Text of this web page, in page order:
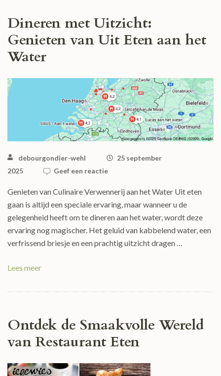
Dineren met Uitzicht:
Genieten van Uit Eten aan het
Water
debourgondier-wehl
25 september
2025
Geef een reactie
Genieten van Culinaire Verwennerij aan het Water Uit eten
gaan is altijd een speciale ervaring, maar wanneer u de
gelegenheid heeft om te dineren aan het water, wordt deze
ervaring nog magischer. Het geluid van kabbelend water, een
verfrissend briesje en een prachtig uitzicht dragen …
Lees meer
Ontdek de Smaakvolle Wereld
van Restaurant Eten